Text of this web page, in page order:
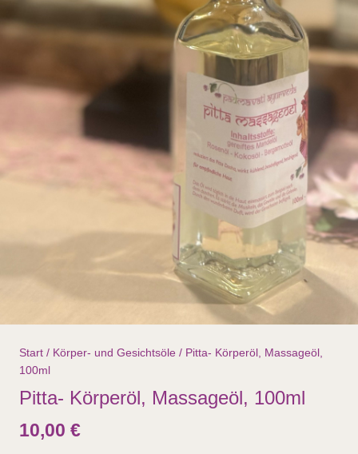
Start / Körper- und Gesichtsöle / Pitta- Körperöl, Massageöl,
100ml
Pitta- Körperöl, Massageöl, 100ml
10,00 €